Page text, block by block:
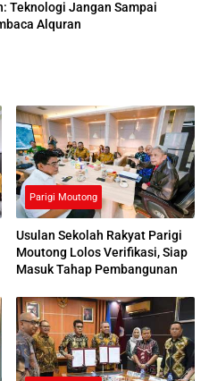
Teknologi Jangan Sampai
Alquran
Parigi Moutong
Usulan Sekolah Rakyat Parigi
Moutong Lolos Verifikasi, Siap
Masuk Tahap Pembangunan